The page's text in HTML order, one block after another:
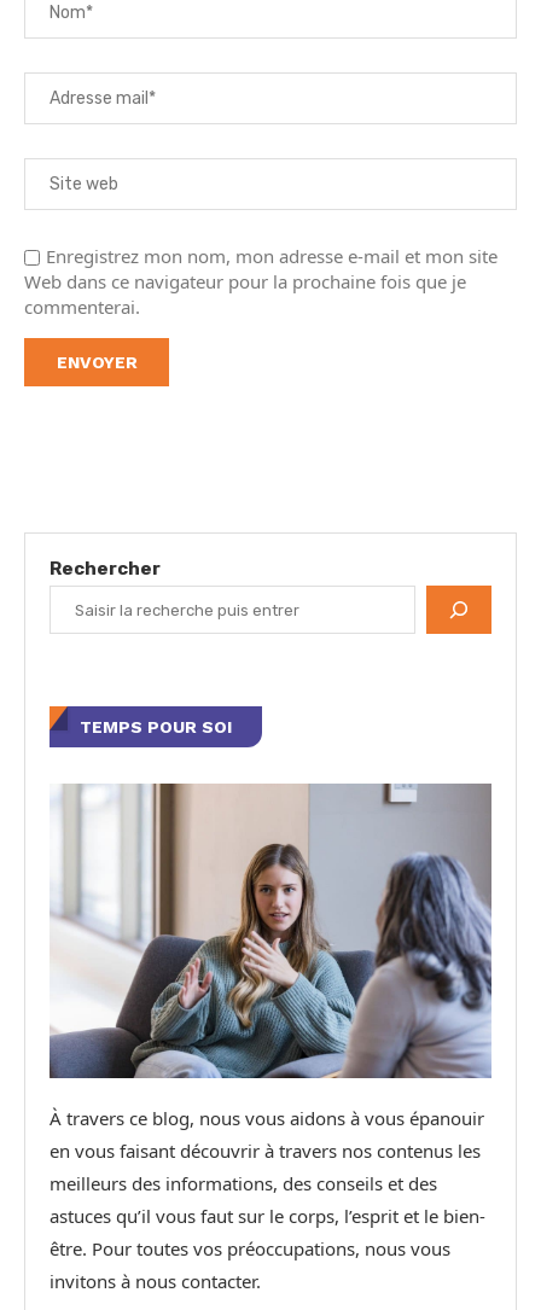
Enregistrez mon nom, mon adresse e-mail et mon site
Web dans ce navigateur pour la prochaine fois que je
commenterai.
Rechercher
TEMPS POUR SOI
À travers ce blog, nous vous aidons à vous épanouir
en vous faisant découvrir à travers nos contenus les
meilleurs des informations, des conseils et des
astuces qu’il vous faut sur le corps, l’esprit et le bien-
être. Pour toutes vos préoccupations, nous vous
invitons à nous contacter.